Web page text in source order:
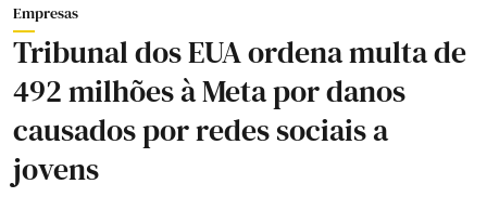
Empresas
Tribunal dos EUA ordena multa de
492 milhões à Meta por danos
causados por redes sociais a
jovens